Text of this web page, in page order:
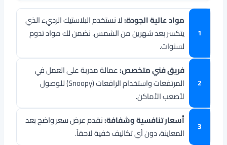
مواد عالية الجودة:لا نستخدم البلاستيك الرديء الذي
يتكسر بعد شهرين من الشمس. نضمن لك مواد تدوم
لسنوات.
فريق فني متخصص:عمالة مدربة على العمل في
المرتفعات واستخدام الرافعات (Snoopy) للوصول
لأصعب الأماكن.
أسعار تنافسية وشفافة:نقدم عرض سعر واضح بعد
المعاينة، دون أي تكاليف خفية لاحقاً.